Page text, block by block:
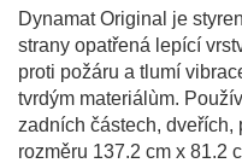
Dynamat Original je
strany opatřená lepící
proti požáru a tlumí
tvrdým materiálùm.
zadních částech,
rozměru 137.2 cm x 81.2